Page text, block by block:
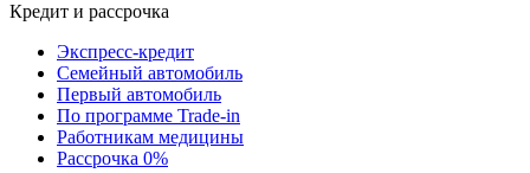
Кредит и рассрочка
Экспресс-кредит
Семейный автомобиль
Первый автомобиль
По программе Trade-in
Работникам медицины
Рассрочка 0%